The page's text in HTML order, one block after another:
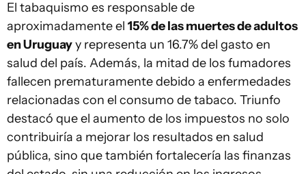
El tabaquismo es responsable de
aproximadamente el 15% de las muertes de adultos
en Uruguayy representa un 16.7% del gasto en
salud del país. Además, la mitad de los fumadores
fallecen prematuramente debido a enfermedades
relacionadas con el consumo de tabaco. Triunfo
destacó que el aumento de los impuestos no solo
contribuiría a mejorar los resultados en salud
pública, sino que también fortalecería las finanzas